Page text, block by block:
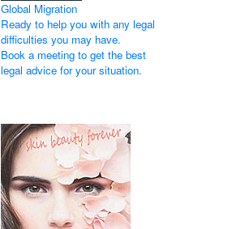
Global Migration
Ready to help you with any legal
difficulties you may have.
Book a meeting to get the best
legal advice for your situation.